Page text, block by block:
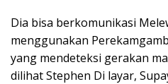
Dia bisa berkomunikasi
menggunakan
yang mendeteksi gerakan
dilihat Stephen Di layar,